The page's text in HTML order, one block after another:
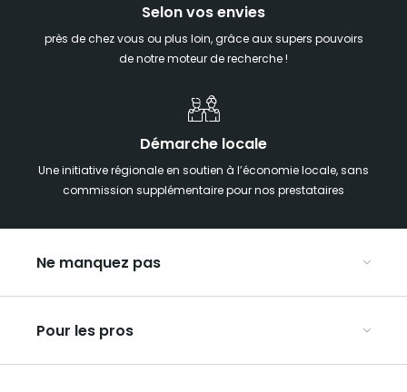
Selon vos envies
près de chez vous ou plus loin, grâce aux supers pouvoirs
de notre moteur de recherche !
Démarche locale
Une initiative régionale en soutien à l’économie locale, sans
commission supplémentaire pour nos prestataires
Ne manquez pas
Week-end insolite en Grand Est
Week-end spa en Grand Est
Pour les pros